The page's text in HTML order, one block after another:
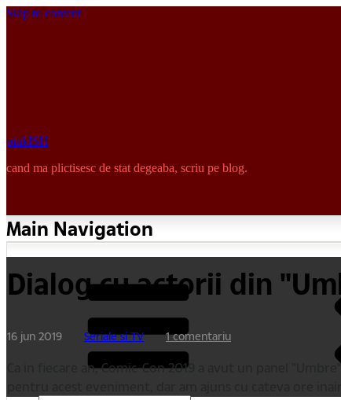
Skip to content
pinkISH
cand ma plictisesc de stat degeaba, scriu pe blog.
Main Navigation
Dialog cu actorii din
16 jun 2019 Seriale si TV 1 comentariu
Ca in fiecare an, Comic-Con 2019 a avut un panel
pentru acest eveniment, dar am ajuns cu cateva ore